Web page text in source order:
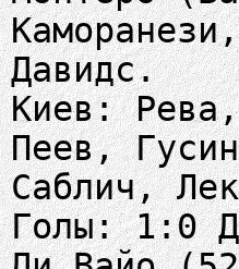
Давидс.
Киев:
Пеев,
Саблич,
Голы: 1:0